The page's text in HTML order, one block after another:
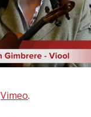
Vimeo.